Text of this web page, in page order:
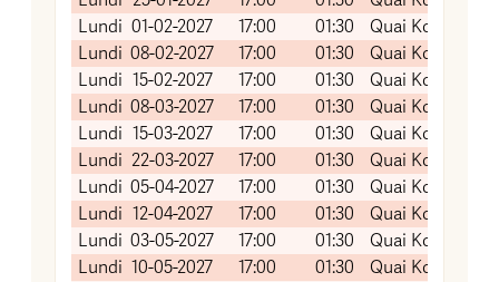
Lundi 01-02-2027 17:00 01:30
Quai Koch
Lundi 08-02-2027 17:00 01:30
Quai Koch
Lundi 15-02-2027 17:00 01:30
Quai Koch
Lundi 08-03-2027 17:00 01:30
Quai Koch
Lundi 15-03-2027 17:00 01:30
Quai Koch
Lundi 22-03-2027 17:00 01:30
Quai Koch
Lundi 05-04-2027 17:00 01:30
Quai Koch
Lundi 12-04-2027 17:00 01:30
Quai Koch
Lundi 03-05-2027 17:00 01:30
Quai Koch
Lundi 10-05-2027 17:00 01:30
Quai Koch